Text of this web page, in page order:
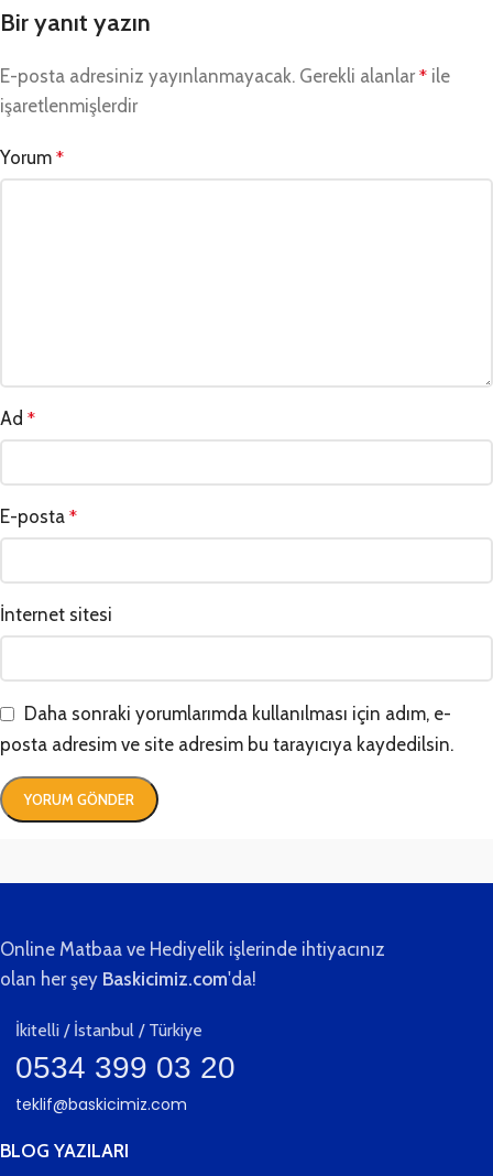
Bir yanıt yazın
E-posta adresiniz yayınlanmayacak. Gerekli alanlar* ile
işaretlenmişlerdir
Yorum *
Ad *
E-posta *
İnternet sitesi
Daha sonraki yorumlarımda kullanılması için adım, e-
posta adresim ve site adresim bu tarayıcıya kaydedilsin.
Online Matbaa ve Hediyelik işlerinde ihtiyacınız
olan her şey Baskicimiz.com'da!
İkitelli / İstanbul / Türkiye
0534 399 03 20
teklif@baskicimiz.com
BLOG YAZILARI